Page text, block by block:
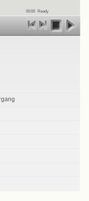
00:00 Ready